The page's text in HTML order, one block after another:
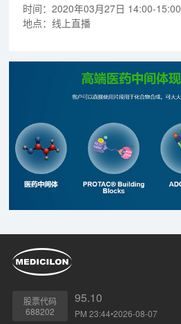
时间：2020年03月27日 14:00-15:00
地点：线上直播
股票代码
688202
95.10
PM 23:44•2026-08-07